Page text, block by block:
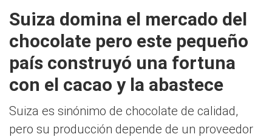
Suiza domina el mercado del
chocolate pero este pequeño
país construyó una fortuna
con el cacao y la abastece
Suiza es sinónimo de chocolate de calidad,
pero su producción depende de un proveedor